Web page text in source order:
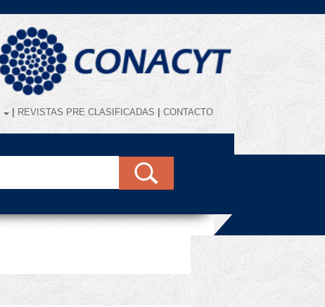
|REVISTAS PRE CLASIFICADAS | CONTACTO